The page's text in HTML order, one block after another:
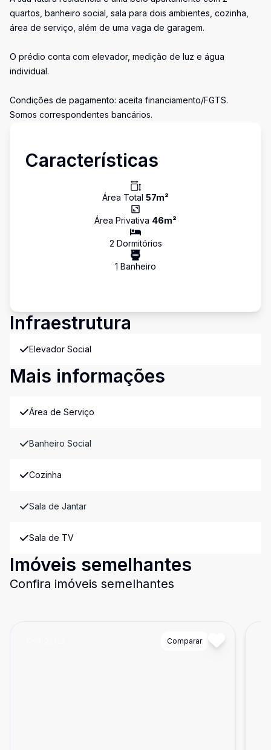
quartos, banheiro social, sala para dois ambientes, cozinha,
área de serviço, além de uma vaga de garagem.
O prédio conta com elevador, medição de luz e água
individual.
Condições de pagamento: aceita financiamento/FGTS.
Somos correspondentes bancários.
Características
Área Total 57m²
Área Privativa 46m²
2 Dormitórios
1 Banheiro
Infraestrutura
Elevador Social
Mais informações
Área de Serviço
Banheiro Social
Cozinha
Sala de Jantar
Sala de TV
Imóveis semelhantes
Confira imóveis semelhantes
Comparar